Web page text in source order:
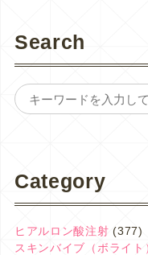
Search
Category
ヒアルロン酸注射 (377)
スキンバイブ（ボライト